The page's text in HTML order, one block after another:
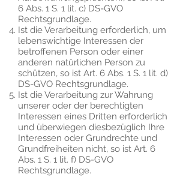
6 Abs. 1 S. 1 lit. c) DS-GVO
Rechtsgrundlage.
Ist die Verarbeitung erforderlich, um
lebenswichtige Interessen der
betroffenen Person oder einer
anderen natürlichen Person zu
schützen, so ist Art. 6 Abs. 1 S. 1 lit. d)
DS-GVO Rechtsgrundlage.
Ist die Verarbeitung zur Wahrung
unserer oder der berechtigten
Interessen eines Dritten erforderlich
und überwiegen diesbezüglich Ihre
Interessen oder Grundrechte und
Grundfreiheiten nicht, so ist Art. 6
Abs. 1 S. 1 lit. f) DS-GVO
Rechtsgrundlage.